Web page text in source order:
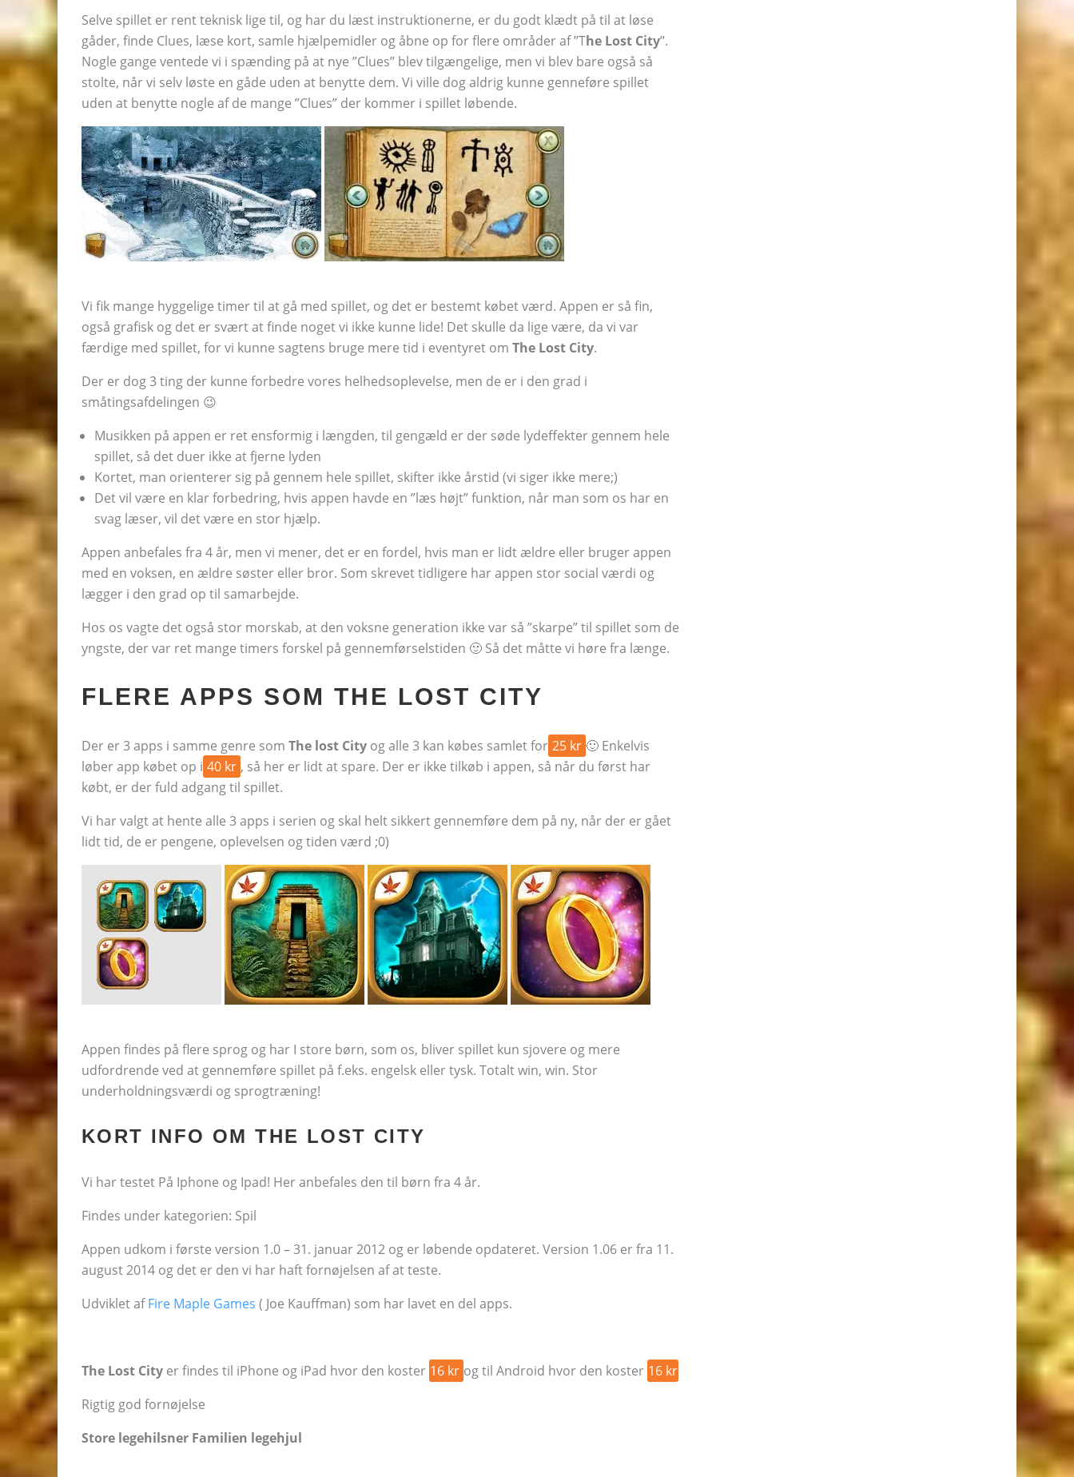
Selve spillet er rent teknisk lige til, og har du læst instruktionerne, er du godt klædt på til at løse
gåder, finde Clues, læse kort, samle hjælpemidler og åbne op for flere områder af ”The Lost City”.
Nogle gange ventede vi i spænding på at nye ”Clues” blev tilgængelige, men vi blev bare også så
stolte, når vi selv løste en gåde uden at benytte dem. Vi ville dog aldrig kunne genneføre spillet
uden at benytte nogle af de mange ”Clues” der kommer i spillet løbende.
Vi fik mange hyggelige timer til at gå med spillet, og det er bestemt købet værd. Appen er så fin,
også grafisk og det er svært at finde noget vi ikke kunne lide! Det skulle da lige være, da vi var
færdige med spillet, for vi kunne sagtens bruge mere tid i eventyret om The Lost City.
Der er dog 3 ting der kunne forbedre vores helhedsoplevelse, men de er i den grad i
småtingsafdelingen 😉
Musikken på appen er ret ensformig i længden, til gengæld er der søde lydeffekter gennem hele
spillet, så det duer ikke at fjerne lyden
Kortet, man orienterer sig på gennem hele spillet, skifter ikke årstid (vi siger ikke mere;)
Det vil være en klar forbedring, hvis appen havde en ”læs højt” funktion, når man som os har en
svag læser, vil det være en stor hjælp.
Appen anbefales fra 4 år, men vi mener, det er en fordel, hvis man er lidt ældre eller bruger appen
med en voksen, en ældre søster eller bror. Som skrevet tidligere har appen stor social værdi og
lægger i den grad op til samarbejde.
Hos os vagte det også stor morskab, at den voksne generation ikke var så ”skarpe” til spillet som de
yngste, der var ret mange timers forskel på gennemførselstiden 🙂 Så det måtte vi høre fra længe.
FLERE APPS SOM THE LOST CITY
Der er 3 apps i samme genre som The lost City og alle 3 kan købes samlet for 25 kr 🙂 Enkelvis
løber app købet op i 40 kr , så her er lidt at spare. Der er ikke tilkøb i appen, så når du først har
købt, er der fuld adgang til spillet.
Vi har valgt at hente alle 3 apps i serien og skal helt sikkert gennemføre dem på ny, når der er gået
lidt tid, de er pengene, oplevelsen og tiden værd ;0)
Appen findes på flere sprog og har I store børn, som os, bliver spillet kun sjovere og mere
udfordrende ved at gennemføre spillet på f.eks. engelsk eller tysk. Totalt win, win. Stor
underholdningsværdi og sprogtræning!
KORT INFO OM THE LOST CITY
Vi har testet På Iphone og Ipad! Her anbefales den til børn fra 4 år.
Findes under kategorien: Spil
Appen udkom i første version 1.0 – 31. januar 2012 og er løbende opdateret. Version 1.06 er fra 11.
august 2014 og det er den vi har haft fornøjelsen af at teste.
Udviklet afFire Maple Games ( Joe Kauffman) som har lavet en del apps.
The Lost City er findes til iPhone og iPad hvor den koster 16 kr og til Android hvor den koster 16 kr
Rigtig god fornøjelse
Store legehilsner Familien legehjul